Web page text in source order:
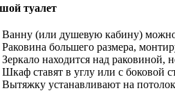
туалет
Ванну (или душевую кабину)
Раковина большего размера,
Зеркало находится над раковиной,
Шкаф ставят в углу или с боковой
Вытяжку устанавливают на